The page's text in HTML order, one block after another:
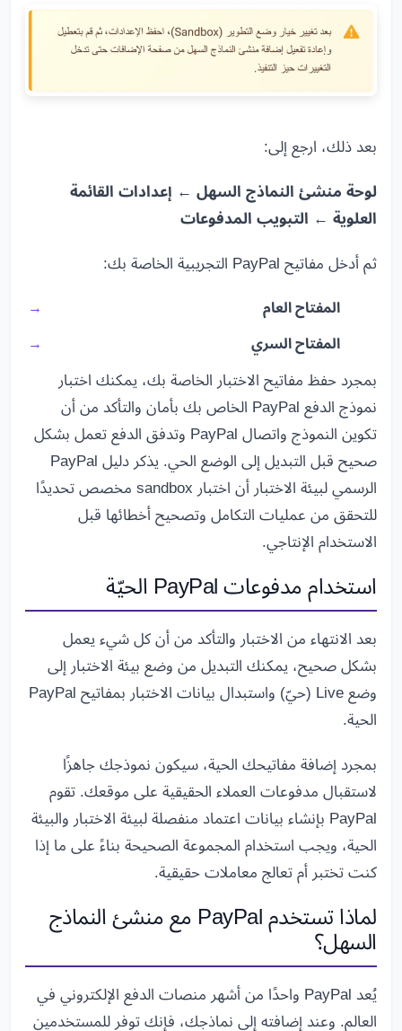
بعد ذلك، ارجع إلى:
لوحة منشئ النماذج السهل ← إعدادات القائمة
العلوية ← التبويب المدفوعات
ثم أدخل مفاتيح PayPal التجريبية الخاصة بك:
المفتاح العام
المفتاح السري
بمجرد حفظ مفاتيح الاختبار الخاصة بك، يمكنك اختبار
نموذج الدفع PayPal الخاص بك بأمان والتأكد من أن
تكوين النموذج واتصال PayPal وتدفق الدفع تعمل بشكل
صحيح قبل التبديل إلى الوضع الحي. يذكر دليل PayPal
الرسمي لبيئة الاختبار أن اختبار sandbox مخصص تحديدًا
للتحقق من عمليات التكامل وتصحيح أخطائها قبل
الاستخدام الإنتاجي.
استخدام مدفوعات PayPal الحيّة
بعد الانتهاء من الاختبار والتأكد من أن كل شيء يعمل
بشكل صحيح، يمكنك التبديل من وضع بيئة الاختبار إلى
وضع Live (حيّ) واستبدال بيانات الاختبار بمفاتيح PayPal
الحية.
بمجرد إضافة مفاتيحك الحية، سيكون نموذجك جاهزًا
لاستقبال مدفوعات العملاء الحقيقية على موقعك. تقوم
PayPal بإنشاء بيانات اعتماد منفصلة لبيئة الاختبار والبيئة
الحية، ويجب استخدام المجموعة الصحيحة بناءً على ما إذا
كنت تختبر أم تعالج معاملات حقيقية.
لماذا تستخدم PayPal مع منشئ النماذج
السهل؟
يُعد PayPal واحدًا من أشهر منصات الدفع الإلكتروني في
العالم. وعند إضافته إلى نماذجك، فإنك توفر للمستخدمين